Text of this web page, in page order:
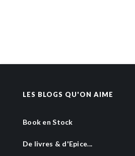
LES BLOGS QU'ON AIME
Book en Stock
De livres & d'Epice...